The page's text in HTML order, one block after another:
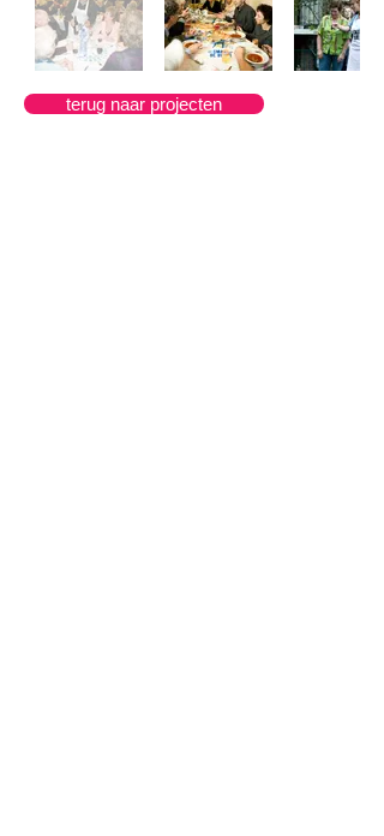
terug naar projecten